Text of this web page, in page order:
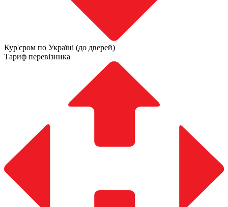
Кур'єром по Україні (до дверей)
Тариф перевізника